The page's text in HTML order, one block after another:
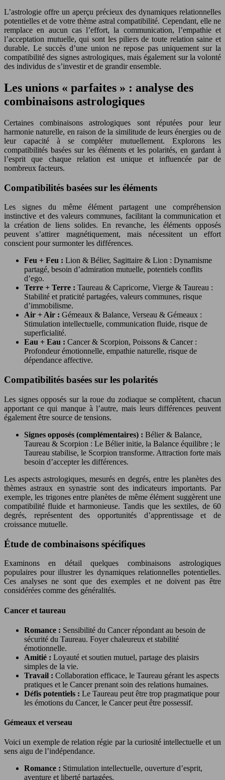
L’astrologie offre un aperçu précieux des dynamiques relationnelles
potentielles et de votre thème astral compatibilité. Cependant, elle ne
remplace en aucun cas l’effort, la communication, l’empathie et
l’acceptation mutuelle, qui sont les piliers de toute relation saine et
durable. Le succès d’une union ne repose pas uniquement sur la
compatibilité des signes astrologiques, mais également sur la volonté
des individus de s’investir et de grandir ensemble.
Les unions « parfaites » : analyse des
combinaisons astrologiques
Certaines combinaisons astrologiques sont réputées pour leur
harmonie naturelle, en raison de la similitude de leurs énergies ou de
leur capacité à se compléter mutuellement. Explorons les
compatibilités basées sur les éléments et les polarités, en gardant à
l’esprit que chaque relation est unique et influencée par de
nombreux facteurs.
Compatibilités basées sur les éléments
Les signes du même élément partagent une compréhension
instinctive et des valeurs communes, facilitant la communication et
la création de liens solides. En revanche, les éléments opposés
peuvent s’attirer magnétiquement, mais nécessitent un effort
conscient pour surmonter les différences.
Feu + Feu : Lion & Bélier, Sagittaire & Lion : Dynamisme
partagé, besoin d’admiration mutuelle, potentiels conflits
d’ego.
Terre + Terre : Taureau & Capricorne, Vierge & Taureau :
Stabilité et praticité partagées, valeurs communes, risque
d’immobilisme.
Air + Air : Gémeaux & Balance, Verseau & Gémeaux :
Stimulation intellectuelle, communication fluide, risque de
superficialité.
Eau + Eau : Cancer & Scorpion, Poissons & Cancer :
Profondeur émotionnelle, empathie naturelle, risque de
dépendance affective.
Compatibilités basées sur les polarités
Les signes opposés sur la roue du zodiaque se complètent, chacun
apportant ce qui manque à l’autre, mais leurs différences peuvent
également être source de tensions.
Signes opposés (complémentaires) : Bélier & Balance,
Taureau & Scorpion : Le Bélier initie, la Balance équilibre ; le
Taureau stabilise, le Scorpion transforme. Attraction forte mais
besoin d’accepter les différences.
Les aspects astrologiques, mesurés en degrés, entre les planètes des
thèmes astraux en synastrie sont des indicateurs importants. Par
exemple, les trigones entre planètes de même élément suggèrent une
compatibilité fluide et harmonieuse. Tandis que les sextiles, de 60
degrés, représentent des opportunités d’apprentissage et de
croissance mutuelle.
Étude de combinaisons spécifiques
Examinons en détail quelques combinaisons astrologiques
populaires pour illustrer les dynamiques relationnelles potentielles.
Ces analyses ne sont que des exemples et ne doivent pas être
considérées comme des généralités.
Cancer et taureau
Romance : Sensibilité du Cancer répondant au besoin de
sécurité du Taureau. Foyer chaleureux et stabilité
émotionnelle.
Amitié : Loyauté et soutien mutuel, partage des plaisirs
simples de la vie.
Travail : Collaboration efficace, le Taureau gérant les aspects
pratiques et le Cancer prenant soin des relations humaines.
Défis potentiels : Le Taureau peut être trop pragmatique pour
les émotions du Cancer, le Cancer peut être possessif.
Gémeaux et verseau
Voici un exemple de relation régie par la curiosité intellectuelle et un
sens aigu de l’indépendance.
Romance : Stimulation intellectuelle, ouverture d’esprit,
aventure et liberté partagées.